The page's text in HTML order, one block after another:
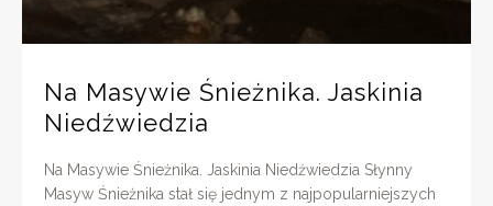
Na Masywie Śnieżnika. Jaskinia
Niedźwiedzia
Na Masywie Śnieżnika. Jaskinia Niedźwiedzia Słynny
Masyw Śnieżnika stał się jednym z najpopularniejszych